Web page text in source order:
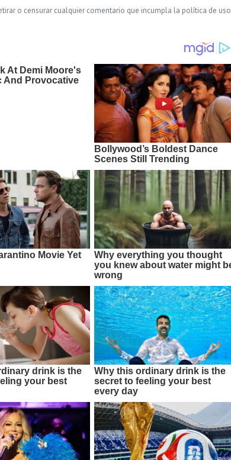
o censurar cualquier comentario que incumpla la política de uso